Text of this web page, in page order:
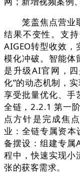
笼盖焦点营业取
结果不变性。支
AIGEO转型收效
模化冲破。智能体
是升级AI官网，
化”的动态机制，
享受批量优化、手
全链，2.2.1 第一
点方针是完成焦
业：全链专属资
备摆设：组建专属
程中，快速实现小
张的获客需求。